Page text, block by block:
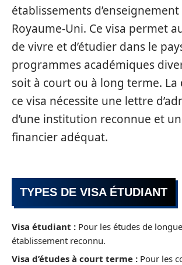
établissements d’enseignement
Royaume-Uni. Ce visa permet
de vivre et d’étudier dans le
programmes académiques
soit à court ou à long terme. La
ce visa nécessite une lettre
d’une institution reconnue et
financier adéquat.
TYPES DE VISA ÉTUDIANT
Visa étudiant : Pour les études de
établissement reconnu.
Visa d’études à court terme : Pour les